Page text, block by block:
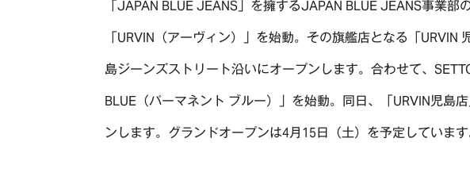
「JAPAN BLUE JEANS」を擁するJAPAN BLUE JEANS事業
「URVIN（アーヴィン）」を始動。その旗艦店となる「
島ジーンズストリート沿いにオープンします。合わせて、
BLUE（パーマネント ブルー）」を始動。同日、「URVIN児島
ンします。グランドオープンは4月15日（土）を予定しています